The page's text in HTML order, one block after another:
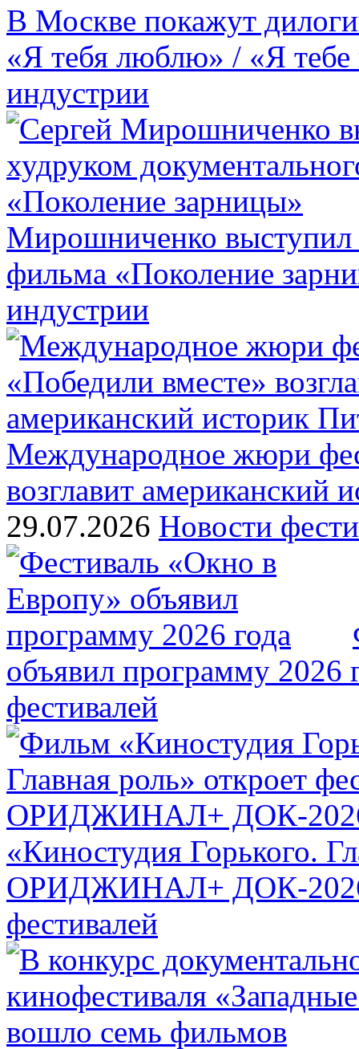
В Москве покажут
«Я тебя люблю» / «Я
индустрии
Мирошниченко выступил
фильма «Поколение
индустрии
Международное жюри
возглавит американский
29.07.2026 Новости
объявил программу 2026
фестивалей
«Киностудия Горького.
ОРИДЖИНАЛ+ ДОК-
фестивалей